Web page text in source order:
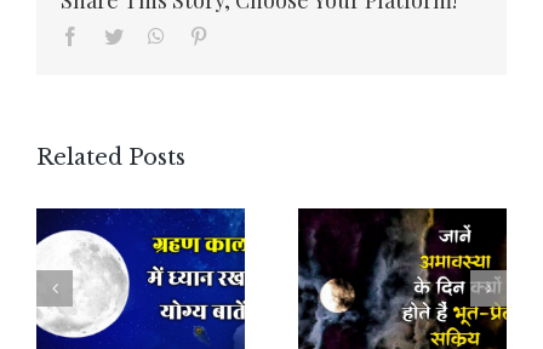
Facebook
Twitter WhatsApp
Related Posts